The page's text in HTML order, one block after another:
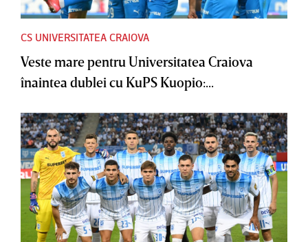
CS UNIVERSITATEA CRAIOVA
Veste mare pentru Universitatea Craiova
înaintea dublei cu KuPS Kuopio:...